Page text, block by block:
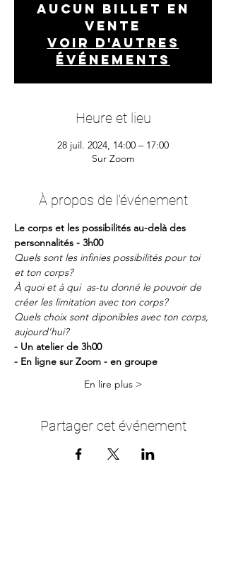
Aucun billet en
vente
Voir d'autres
événements
Heure et lieu
28 juil. 2024, 14:00 – 17:00
Sur Zoom
À propos de l'événement
Le corps et les possibilités au-delà des
personnalités - 3h00
Quels sont les infinies possibilités pour toi
et ton corps?
À quoi et à qui  as-tu donné le pouvoir de
créer les limitation avec ton corps?
Quels choix sont diponibles avec ton corps,
aujourd'hui?
- Un atelier de 3h00
- En ligne sur Zoom - en groupe
En lire plus >
Partager cet événement